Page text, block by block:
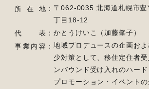
所在地
〒062-0035 北海道札幌市豊
丁目18-12
代表
かとうけいこ（加藤肇子）
事業内容
地域プロデュースの企画お
少対策として、移住定住者
ンバウンド受け入れのハー
プロモーション・イベント